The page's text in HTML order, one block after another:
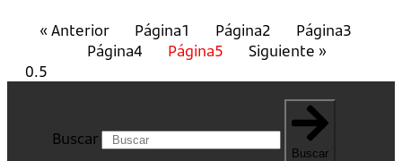
« Anterior Página1 Página2 Página3
Página4 Página5 Siguiente »
Buscar
Buscar